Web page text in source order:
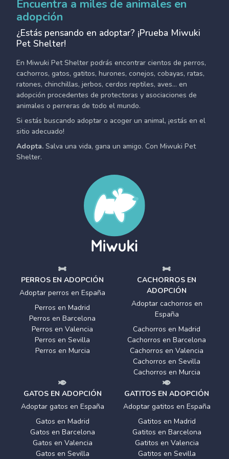
Encuentra a miles de animales en
adopción
¿Estás pensando en adoptar? ¡Prueba Miwuki
Pet Shelter!
En Miwuki Pet Shelter podrás encontrar cientos de perros,
cachorros, gatos, gatitos, hurones, conejos, cobayas, ratas,
ratones, chinchillas, jerbos, cerdos reptiles, aves... en
adopción procedentes de protectoras y asociaciones de
animales o perreras de todo el mundo.
Si estás buscando adoptar o acoger un animal, ¡estás en el
sitio adecuado!
Adopta. Salva una vida, gana un amigo. Con Miwuki Pet
Shelter.
PERROS EN ADOPCIÓN
Adoptar perros en España
Perros en Madrid
Perros en Barcelona
Perros en Valencia
Perros en Sevilla
Perros en Murcia
CACHORROS EN
ADOPCIÓN
Adoptar cachorros en
España
Cachorros en Madrid
Cachorros en Barcelona
Cachorros en Valencia
Cachorros en Sevilla
Cachorros en Murcia
GATOS EN ADOPCIÓN
Adoptar gatos en España
Gatos en Madrid
Gatos en Barcelona
Gatos en Valencia
Gatos en Sevilla
GATITOS EN ADOPCIÓN
Adoptar gatitos en España
Gatitos en Madrid
Gatitos en Barcelona
Gatitos en Valencia
Gatitos en Sevilla